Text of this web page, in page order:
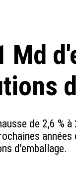
Md
de 2,6 %
d'emballage.